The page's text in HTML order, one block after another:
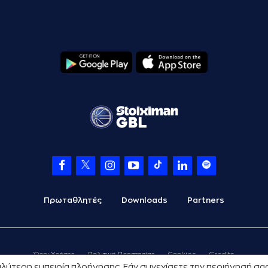
Πρωταθλητές Downloads Partners
Όροι Χρήσης Πολιτική Προστασίας Cookies Credits